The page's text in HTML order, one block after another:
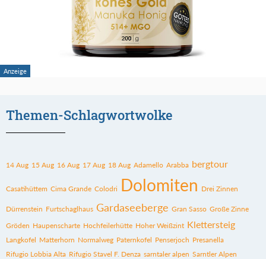
Themen-Schlagwortwolke
14 Aug 15 Aug 16 Aug 17 Aug 18 Aug Adamello Arabba bergtour
Casatihüttem Cima Grande Colodri Dolomiten Drei Zinnen
Dürrenstein Furtschaglhaus Gardaseeberge Gran Sasso Große Zinne
Gröden Haupenscharte Hochfeilerhütte Hoher Weißzint Klettersteig
Langkofel Matterhorn Normalweg Paternkofel Penserjoch Presanella
Rifugio Lobbia Alta Rifugio Stavel F. Denza sarntaler alpen Sarntler Alpen